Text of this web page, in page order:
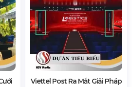
Viettel Post Ra Mắt Giải Pháp